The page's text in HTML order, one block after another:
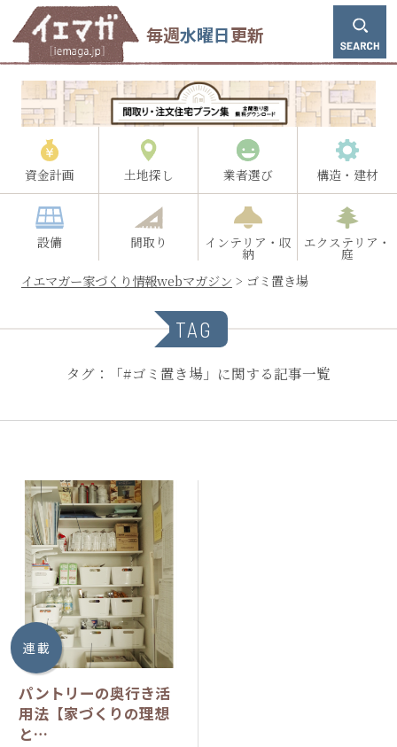
毎週水曜日更新
資金計画 土地探し 業者選び 構造・建材
設備 間取り インテリア・収
納
エクステリア・
庭
イエマガー家づくり情報webマガジン > ゴミ置き場
TAG
タグ：「#ゴミ置き場」に関する記事一覧
連 載
パントリーの奥行き活
用法【家づくりの理想
と…